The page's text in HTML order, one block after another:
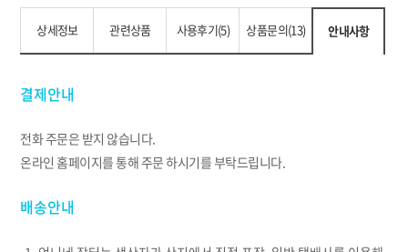
상세정보 관련상품 사용후기(5) 상품문의(13) 안내사항
결제안내
전화 주문은 받지 않습니다.
온라인 홈페이지를 통해 주문 하시기를 부탁드립니다.
배송안내